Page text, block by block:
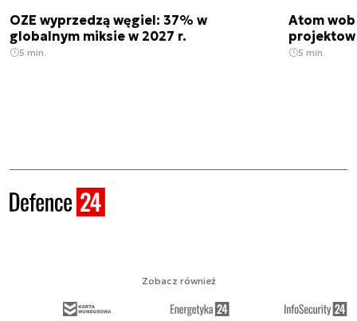
OZE wyprzedzą węgiel: 37% w
globalnym miksie w 2027 r.
5 min.
Atom
5 min.
Zobacz również